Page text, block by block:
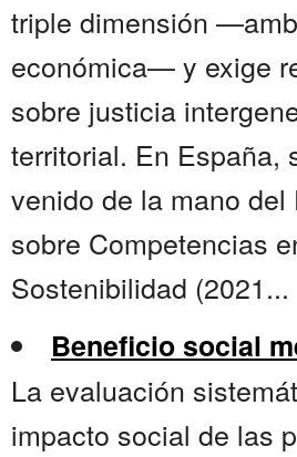
triple dimensión
económica— y exige
sobre justicia
territorial. En España,
venido de la mano del
sobre Competencias
Sostenibilidad (2021...
Beneficio social
La evaluación
impacto social de las